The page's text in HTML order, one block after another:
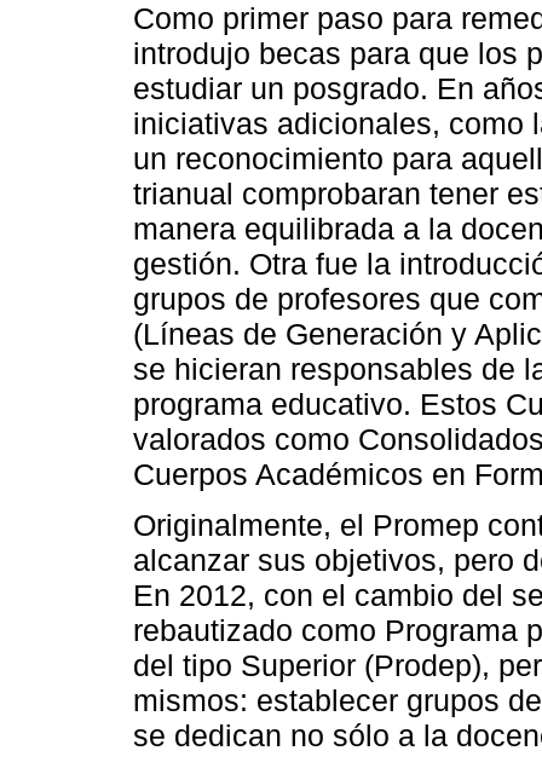
Como primer paso para
introdujo becas para que los
estudiar un posgrado. En
iniciativas adicionales, como
un reconocimiento para
trianual comprobaran tener
manera equilibrada a la
gestión. Otra fue la
grupos de profesores que
(Líneas de Generación y
se hicieran responsables de
programa educativo. Estos
valorados como
Cuerpos Académicos en
Originalmente, el Promep
alcanzar sus objetivos, pero
En 2012, con el cambio del
rebautizado como Programa
del tipo Superior (Prodep),
mismos: establecer grupos
se dedican no sólo a la